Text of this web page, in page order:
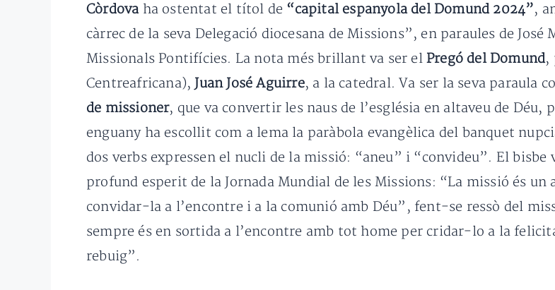
Còrdova ha ostentat el títol de “capital espanyola del Domund 2024”,
càrrec de la seva Delegació diocesana de Missions”, en paraules de José
Missionals Pontifícies. La nota més brillant va ser elPregó del Domund,
Centreafricana), Juan José Aguirre, a la catedral. Va ser la seva paraula
de missioner, que va convertir les naus de l’església en altaveu de Déu,
enguany ha escollit com a lema la paràbola evangèlica del banquet
dos verbs expressen el nucli de la missió: “aneu” i “convideu”. El
profund esperit de la Jornada Mundial de les Missions: “La missió és
convidar-la a l’encontre i a la comunió amb Déu”, fent-se ressò del
sempre és en sortida a l’encontre amb tot home per cridar-lo a la
rebuig”.